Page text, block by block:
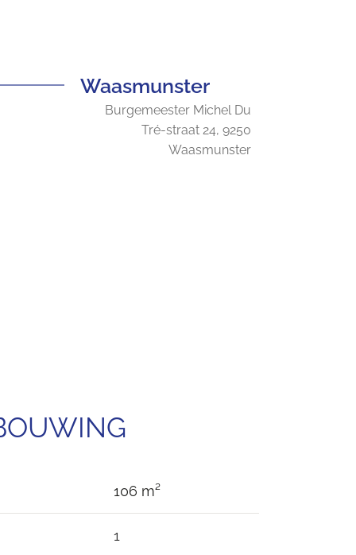
Waasmunster
Burgemeester Michel Du
Tré-straat 24, 9250
Waasmunster
106 m²
1